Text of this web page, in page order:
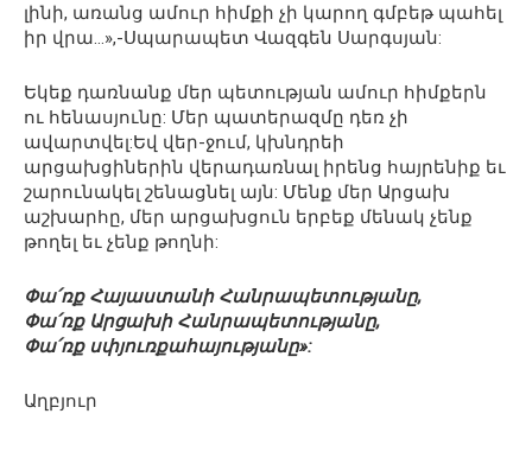
լինի, առանց ամուր հիմքի չի կարող գմբեթ պահել
իր վրա…»,-Սպարապետ Վազգեն Սարգսյան:
Եկեք դառնանք մեր պետության ամուր հիմքերն
ու հենասյունը: Մեր պատերազմը դեռ չի
ավարտվել:Եվ վեր-ջում, կխնդրեի
արցախցիներին վերադառնալ իրենց հայրենիք եւ
շարունակել շենացնել այն: Մենք մեր Արցախ
աշխարհը, մեր արցախցուն երբեք մենակ չենք
թողել եւ չենք թողնի:
Փա՛ռք Հայաստանի Հանրապետությանը,
Փա՛ռք Արցախի Հանրապետությանը,
Փա՛ռք սփյուռքահայությանը»:
Աղբյուր